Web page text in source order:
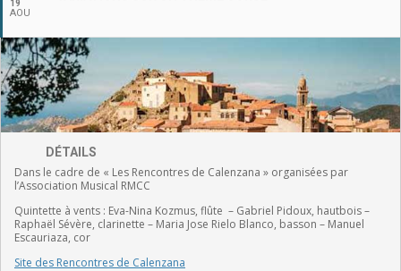
19
AOU
DÉTAILS
Dans le cadre de « Les Rencontres de Calenzana » organisées par
l’Association Musical RMCC
Quintette à vents : Eva-Nina Kozmus, flûte – Gabriel Pidoux, hautbois –
Raphaël Sévère, clarinette – Maria Jose Rielo Blanco, basson – Manuel
Escauriaza, cor
Site des Rencontres de Calenzana